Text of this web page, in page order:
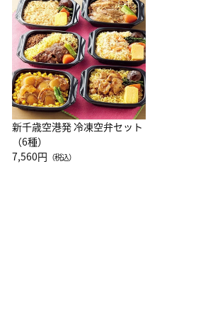
新千歳空港発 冷凍空弁セット
（6種）
7,560円 （税込）